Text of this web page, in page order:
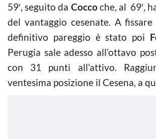
59′, seguito da Coccoche, al 69′,
del vantaggio cesenate. A
definitivo pareggio è stato poi
Perugia sale adesso all’ottavo
con 31 punti all’attivo.
ventesima posizione il Cesena, a